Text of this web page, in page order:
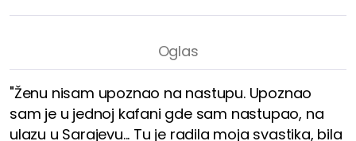
"Ženu nisam upoznao na nastupu. Upoznao
sam je u jednoj kafani gde sam nastupao, na
ulazu u Sarajevu... Tu je radila moja svastika, bila